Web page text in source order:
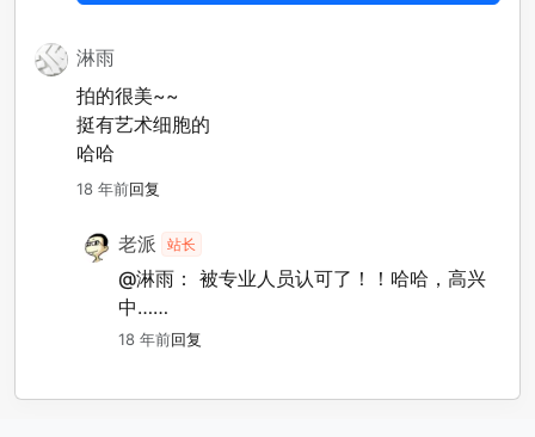
淋雨
拍的很美~~
挺有艺术细胞的
哈哈
18 年前回复
老派 站长
@淋雨： 被专业人员认可了！！哈哈，高兴
中……
18 年前回复